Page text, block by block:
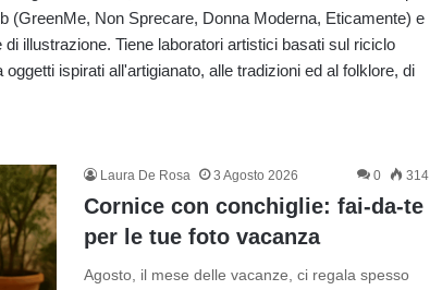
(GreenMe, Non Sprecare, Donna Moderna, Eticamente) e
illustrazione. Tiene laboratori artistici basati sul riciclo
ispirati all'artigianato, alle tradizioni ed al folklore, di
Laura De Rosa 3 Agosto 2026 0 314
Cornice con conchiglie: fai-da-te
per le tue foto vacanza
Agosto, il mese delle vacanze, ci regala spesso